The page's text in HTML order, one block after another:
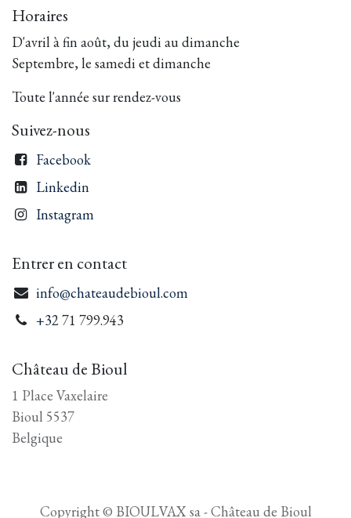
Horaires
D'avril à fin août, du jeudi au dimanche
Septembre, le samedi et dimanche
Toute l'année sur rendez-vous
Suivez-nous
Facebook
Linkedin
Instagram
Entrer en contact
info@chateaudebioul.com
+32 71 799.943
Château de Bioul
1 Place Vaxelaire
Bioul 5537
Belgique
Copyright © BIOULVAX sa - Château de Bioul